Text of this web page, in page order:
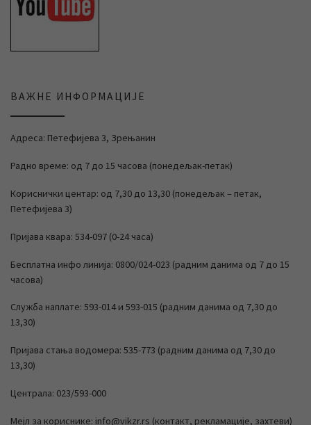
ВАЖНЕ ИНФОРМАЦИЈЕ
Адреса: Петефијева 3, Зрењанин
Радно време: од 7 до 15 часова (понедељак-петак)
Кориснички центар: од 7,30 до 13,30 (понедељак – петак,
Петефијева 3)
Пријава квара: 534-097 (0-24 часа)
Бесплатна инфо линија: 0800/024-023 (радним данима од 7 до 15
часова)
Служба наплате: 593-014 и 593-015 (радним данима од 7,30 до
13,30)
Пријава стања водомера: 535-773 (радним данима од 7,30 до
13,30)
Централа: 023/593-000
Мејл за кориснике: info@vikzr.rs (контакт, рекламације, захтеви)